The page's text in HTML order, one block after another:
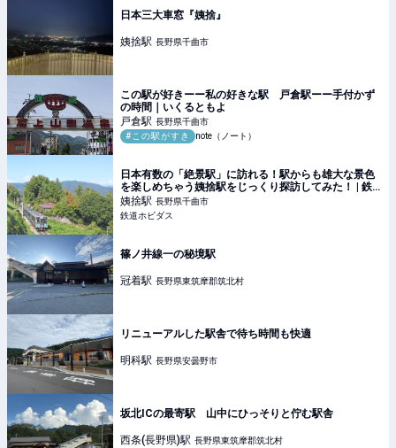
日本三大車窓『姨捨』
姨捨駅 長野県千曲市
この駅が好きーー私の好きな駅 戸倉駅ーー手付かず
の時間｜いくるともよ
戸倉駅 長野県千曲市
#この駅がすき
note（ノート）
日本有数の「絶景駅」に訪れる！駅からも雄大な景色
を楽しめちゃう姨捨駅をじっくり探訪してみた！ | 鉄
道ホビダス
姨捨駅 長野県千曲市
鉄道ホビダス
篠ノ井線一の秘境駅
冠着駅 長野県東筑摩郡筑北村
リニューアルした駅舎で待ち時間も快適
明科駅 長野県安曇野市
坂北ICの最寄駅 山中にひっそりと佇む駅舎
西条(長野県)駅 長野県東筑摩郡筑北村